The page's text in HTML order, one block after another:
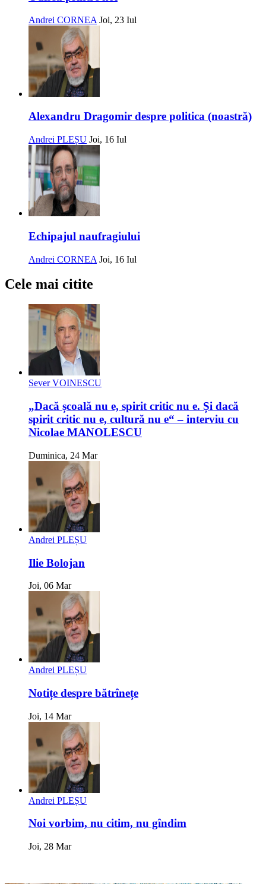
Andrei CORNEA Joi, 23 Iul
Alexandru Dragomir despre politica (noastră)
Andrei PLEȘU Joi, 16 Iul
Echipajul naufragiului
Andrei CORNEA Joi, 16 Iul
Cele mai citite
Sever VOINESCU
„Dacă școală nu e, spirit critic nu e. Și dacă
spirit critic nu e, cultură nu e“ – interviu cu
Nicolae MANOLESCU
Duminica, 24 Mar
Andrei PLEȘU
Ilie Bolojan
Joi, 06 Mar
Andrei PLEȘU
Notițe despre bătrînețe
Joi, 14 Mar
Andrei PLEȘU
Noi vorbim, nu citim, nu gîndim
Joi, 28 Mar